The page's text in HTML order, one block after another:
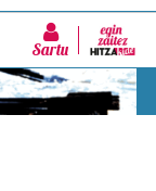
Sartu